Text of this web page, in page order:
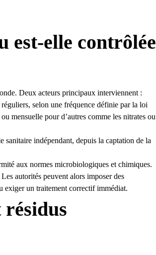
est-elle contrôlée
Deux acteurs principaux interviennent :
selon une fréquence définie par la loi
mensuelle pour d’autres comme les nitrates ou
sanitaire indépendant, depuis la captation de la
aux normes microbiologiques et chimiques.
autorités peuvent alors imposer des
exiger un traitement correctif immédiat.
résidus